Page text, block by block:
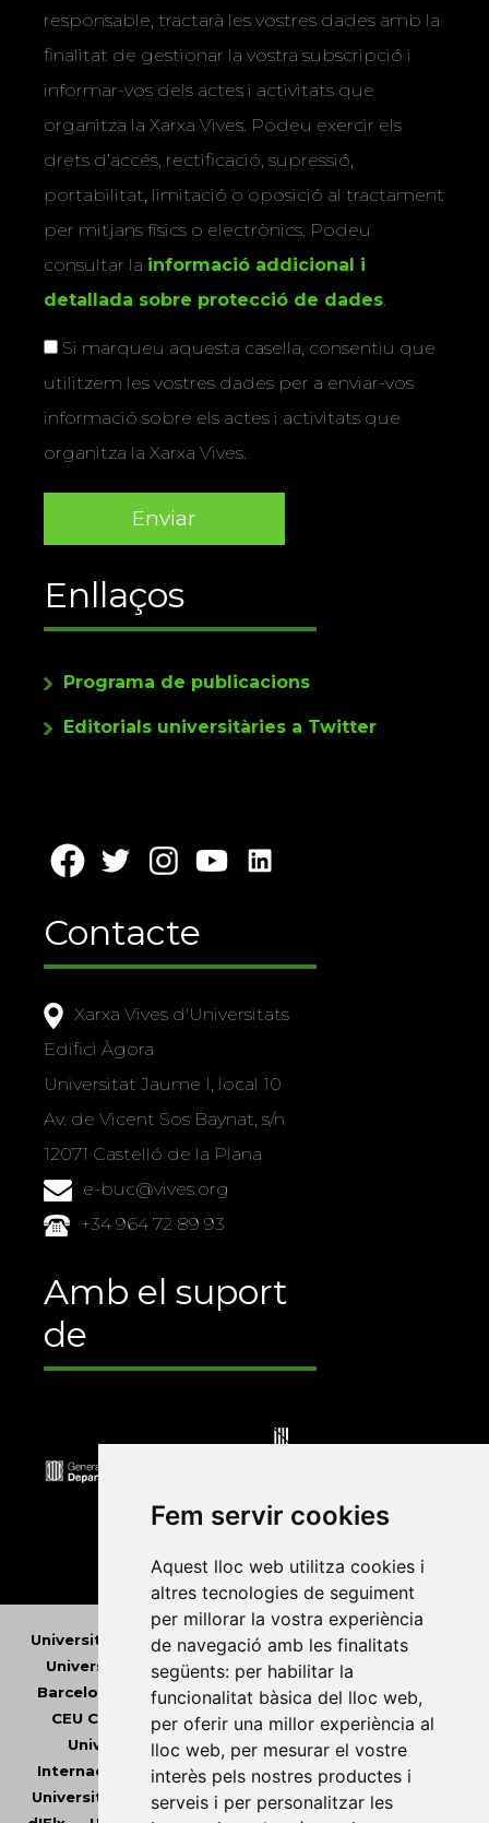
Fem servir cookies
Aquest lloc web utilitza cookies i
altres tecnologies de seguiment
per millorar la vostra experiència
de navegació amb les finalitats
següents: per habilitar la
funcionalitat bàsica del lloc web,
per oferir una millor experiència al
lloc web, per mesurar el vostre
interès pels nostres productes i
serveis i per personalitzar les
responsable, tractarà les vostres dades amb la
finalitat de gestionar la vostra subscripció i
informar-vos dels actes i activitats que
organitza la Xarxa Vives. Podeu exercir els
drets d’accés, rectificació, supressió,
portabilitat, limitació o oposició al tractament
per mitjans físics o electrònics. Podeu
consultar la informació addicional i
detallada sobre protecció de dades.
Si marqueu aquesta casella, consentiu que
utilitzem les vostres dades per a enviar-vos
informació sobre els actes i activitats que
organitza la Xarxa Vives.
Enllaços
Programa de publicacions
Editorials universitàries a Twitter
Contacte
Xarxa Vives d'Universitats
Edifici Àgora
Universitat Jaume I, local 10
Av. de Vicent Sos Baynat, s/n
12071 Castelló de la Plana
e-buc@vives.org
+34 964 72 89 93
Amb el suport
de
Universitat Abat Oliba CEU•Universitat d'Alacant
Universitat d'Andorra•Universitat Autònoma de
Barcelona
Universitat de Barcelona•Universitat
CEU Cardenal Herrera•Universitat de Girona •
Universitat de les Illes Balears• Universitat
Internacional de Catalunya•Universitat Jaume I
Universitat de Lleida• Universitat Miguel Hernández